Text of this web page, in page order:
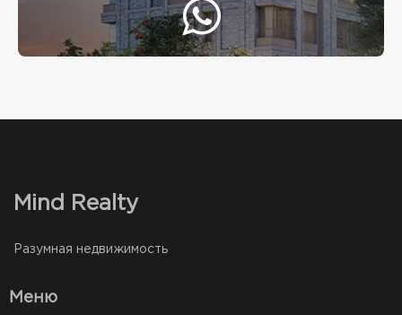
Mind Realty
Разумная недвижимость
Меню